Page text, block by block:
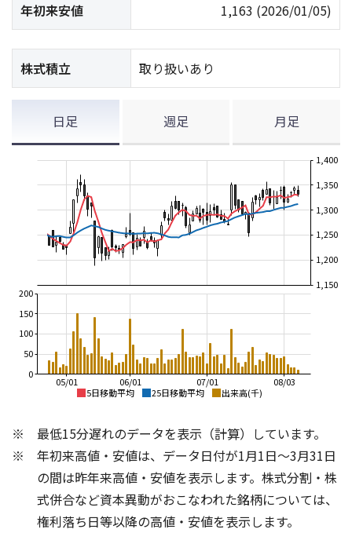
年初来安値 1,163 (2026/01/05)
株式積立 取り扱いあり
日足 週足 月足
5日移動平均 25日移動平均 出来高(千)
08/03
07/01
06/01
05/01
1,150
1,200
1,250
1,300
1,350
1,400
0
50
100
150
200
1,100
1,200
1,300
1,200
1,400
1,600
1,800
最低15分遅れのデータを表示（計算）しています。
年初来高値・安値は、データ日付が1月1日～3月31日
の間は昨年来高値・安値を表示します。株式分割・株
式併合など資本異動がおこなわれた銘柄については、
権利落ち日等以降の高値・安値を表示します。